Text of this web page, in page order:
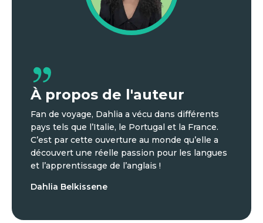
À propos de l'auteur
Fan de voyage, Dahlia a vécu dans différents
pays tels que l’Italie, le Portugal et la France.
C’est par cette ouverture au monde qu’elle a
découvert une réelle passion pour les langues
et l’apprentissage de l’anglais !
Dahlia Belkissene